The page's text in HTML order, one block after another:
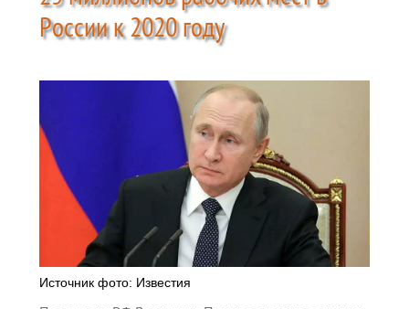
России к 2020 году
Источник фото: Известия